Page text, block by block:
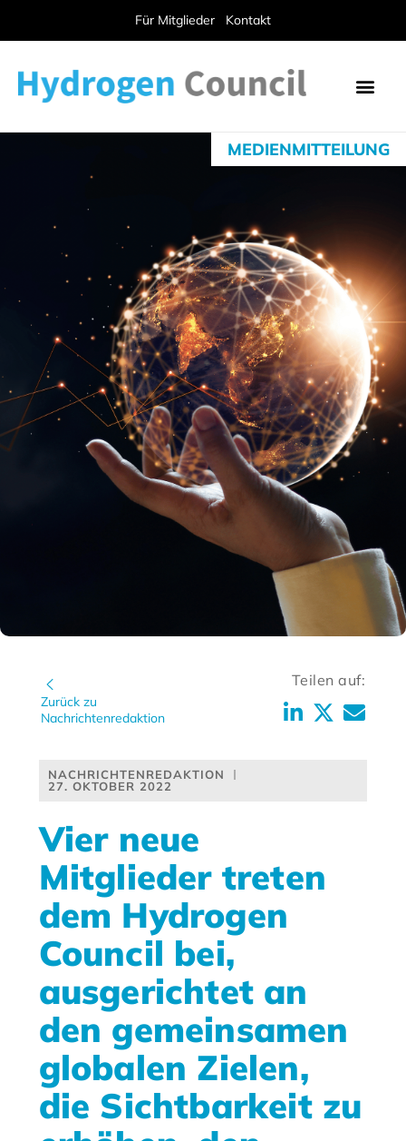
Für Mitglieder Kontakt
MEDIENMITTEILUNG
Zurück zu
Nachrichtenredaktion
Teilen auf:
NACHRICHTENREDAKTION
27. OKTOBER 2022
Vier neue
Mitglieder treten
dem Hydrogen
Council bei,
ausgerichtet an
den gemeinsamen
globalen Zielen,
die Sichtbarkeit zu